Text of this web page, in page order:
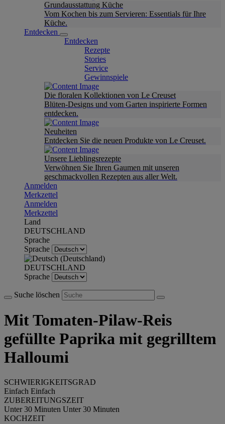
Grundausstattung Küche
Vom Kochen bis zum Servieren: Essentials für Ihre
Küche.
Entdecken
Entdecken
Rezepte
Stories
Service
Gewinnspiele
Die floralen Kollektionen von Le Creuset
Blüten-Designs und vom Garten inspirierte Formen
entdecken.
Neuheiten
Entdecken Sie die neuen Produkte von Le Creuset.
Unsere Lieblingsrezepte
Verwöhnen Sie Ihren Gaumen mit unseren
geschmackvollen Rezepten aus aller Welt.
Anmelden
Merkzettel
Anmelden
Merkzettel
Land
DEUTSCHLAND
Sprache
Sprache
DEUTSCHLAND
Sprache
Suche löschen
Mit Tomaten-Pilaw-Reis
gefüllte Paprika mit gegrilltem
Halloumi
SCHWIERIGKEITSGRAD
Einfach Einfach
ZUBEREITUNGSZEIT
Unter 30 Minuten Unter 30 Minuten
KOCHZEIT